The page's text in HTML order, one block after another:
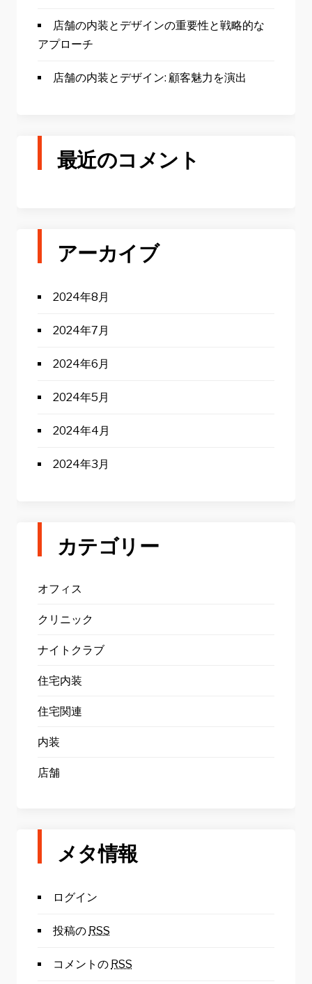
店舗の内装とデザインの重要性と戦略的な
アプローチ
店舗の内装とデザイン: 顧客魅力を演出
最近のコメント
アーカイブ
2024年8月
2024年7月
2024年6月
2024年5月
2024年4月
2024年3月
カテゴリー
オフィス
クリニック
ナイトクラブ
住宅内装
住宅関連
内装
店舗
メタ情報
ログイン
投稿の RSS
コメントの RSS